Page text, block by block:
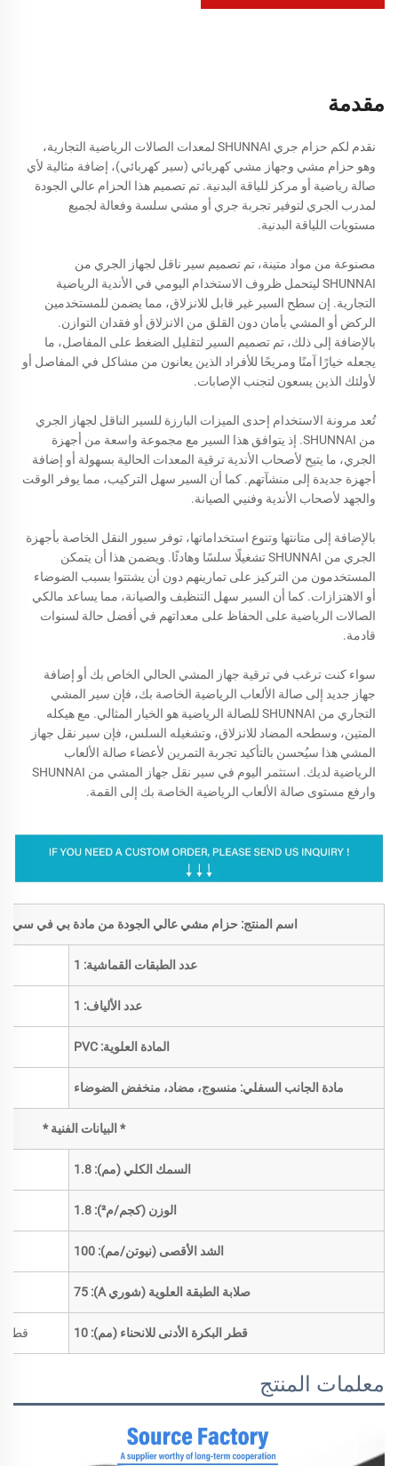
مقدمة
نقدم لكم حزام جري SHUNNAI لمعدات الصالات الرياضية التجارية،
وهو حزام مشي وجهاز مشي كهربائي (سير كهربائي)، إضافة مثالية لأي
صالة رياضية أو مركز للياقة البدنية. تم تصميم هذا الحزام عالي الجودة
لمدرب الجري لتوفير تجربة جري أو مشي سلسة وفعالة لجميع
مستويات اللياقة البدنية.
مصنوعة من مواد متينة، تم تصميم سير ناقل لجهاز الجري من
SHUNNAI ليتحمل ظروف الاستخدام اليومي في الأندية الرياضية
التجارية. إن سطح السير غير قابل للانزلاق، مما يضمن للمستخدمين
الركض أو المشي بأمان دون القلق من الانزلاق أو فقدان التوازن.
بالإضافة إلى ذلك، تم تصميم السير لتقليل الضغط على المفاصل، ما
يجعله خيارًا آمنًا ومريحًا للأفراد الذين يعانون من مشاكل في المفاصل أو
لأولئك الذين يسعون لتجنب الإصابات.
تُعد مرونة الاستخدام إحدى الميزات البارزة للسير الناقل لجهاز الجري
من SHUNNAI. إذ يتوافق هذا السير مع مجموعة واسعة من أجهزة
الجري، ما يتيح لأصحاب الأندية ترقية المعدات الحالية بسهولة أو إضافة
أجهزة جديدة إلى منشآتهم. كما أن السير سهل التركيب، مما يوفر الوقت
والجهد لأصحاب الأندية وفنيي الصيانة.
بالإضافة إلى متانتها وتنوع استخداماتها، توفر سيور النقل الخاصة بأجهزة
الجري من SHUNNAI تشغيلًا سلسًا وهادئًا. ويضمن هذا أن يتمكن
المستخدمون من التركيز على تمارينهم دون أن يشتتوا بسبب الضوضاء
أو الاهتزازات. كما أن السير سهل التنظيف والصيانة، مما يساعد مالكي
الصالات الرياضية على الحفاظ على معداتهم في أفضل حالة لسنوات
قادمة.
سواء كنت ترغب في ترقية جهاز المشي الحالي الخاص بك أو إضافة
جهاز جديد إلى صالة الألعاب الرياضية الخاصة بك، فإن سير المشي
التجاري من SHUNNAI للصالة الرياضية هو الخيار المثالي. مع هيكله
المتين، وسطحه المضاد للانزلاق، وتشغيله السلس، فإن سير نقل جهاز
المشي هذا سيُحسن بالتأكيد تجربة التمرين لأعضاء صالة الألعاب
الرياضية لديك. استثمر اليوم في سير نقل جهاز المشي من SHUNNAI
وارفع مستوى صالة الألعاب الرياضية الخاصة بك إلى القمة.
اسم المنتج: حزام مشي عالي الجودة من مادة بي في سي أسود
عدد الطبقات القماشية: 1
عدد الألياف: 1
المادة العلوية: PVC
مادة الجانب السفلي: منسوج، مضاد، منخفض الضوضاء
* البيانات الفنية *
السمك الكلي (مم): 1.8
الوزن (كجم/م²): 1.8
الشد الأقصى (نيوتن/مم): 100
صلابة الطبقة العلوية (شوري A): 75
قطر البكرة الأدنى للانحناء (مم): 10 قطر
معلمات المنتج